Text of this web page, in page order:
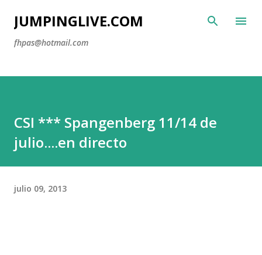
Ir al contenido principal
JUMPINGLIVE.COM
fhpas@hotmail.com
CSI *** Spangenberg 11/14 de
julio....en directo
julio 09, 2013